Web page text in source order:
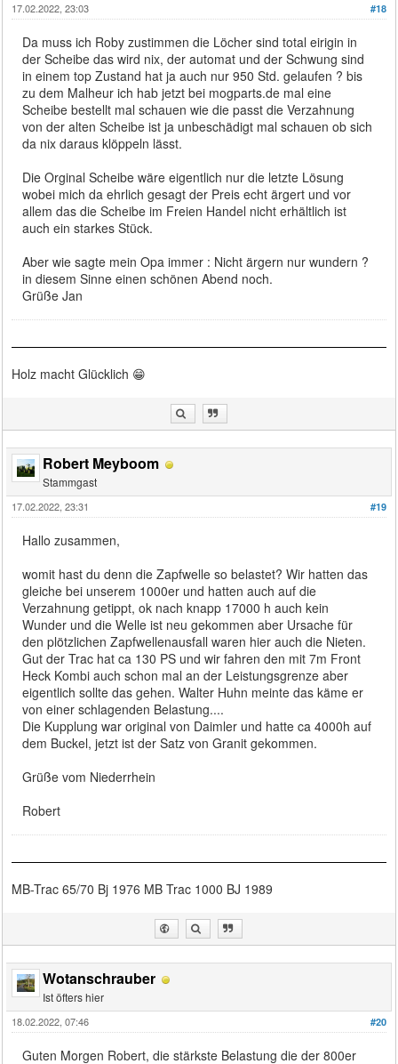
#18
17.02.2022, 23:03
Da muss ich Roby zustimmen die Löcher sind total eirigin in
der Scheibe das wird nix, der automat und der Schwung sind
in einem top Zustand hat ja auch nur 950 Std. gelaufen ? bis
zu dem Malheur ich hab jetzt bei mogparts.de mal eine
Scheibe bestellt mal schauen wie die passt die Verzahnung
von der alten Scheibe ist ja unbeschädigt mal schauen ob sich
da nix daraus klöppeln lässt.
Die Orginal Scheibe wäre eigentlich nur die letzte Lösung
wobei mich da ehrlich gesagt der Preis echt ärgert und vor
allem das die Scheibe im Freien Handel nicht erhältlich ist
auch ein starkes Stück.
Aber wie sagte mein Opa immer : Nicht ärgern nur wundern ?
in diesem Sinne einen schönen Abend noch.
Grüße Jan
Holz macht Glücklich 😁
Robert Meyboom
Stammgast
#19
17.02.2022, 23:31
Hallo zusammen,
womit hast du denn die Zapfwelle so belastet? Wir hatten das
gleiche bei unserem 1000er und hatten auch auf die
Verzahnung getippt, ok nach knapp 17000 h auch kein
Wunder und die Welle ist neu gekommen aber Ursache für
den plötzlichen Zapfwellenausfall waren hier auch die Nieten.
Gut der Trac hat ca 130 PS und wir fahren den mit 7m Front
Heck Kombi auch schon mal an der Leistungsgrenze aber
eigentlich sollte das gehen. Walter Huhn meinte das käme er
von einer schlagenden Belastung....
Die Kupplung war original von Daimler und hatte ca 4000h auf
dem Buckel, jetzt ist der Satz von Granit gekommen.
Grüße vom Niederrhein
Robert
MB-Trac 65/70 Bj 1976 MB Trac 1000 BJ 1989
Wotanschrauber
Ist öfters hier
#20
18.02.2022, 07:46
Guten Morgen Robert, die stärkste Belastung die der 800er